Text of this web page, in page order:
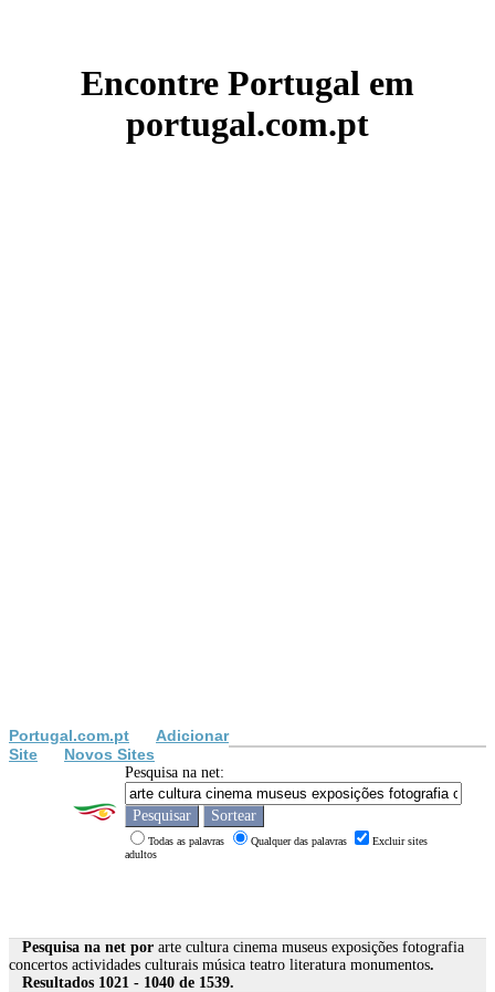
Encontre Portugal em
portugal.com.pt
Portugal.com.pt
Adicionar
Site
Novos Sites
Pesquisa na net:
Todas as palavras Qualquer das palavras
Excluir sites
adultos
Pesquisa na net por arte cultura cinema museus exposições fotografia
concertos actividades culturais música teatro literatura monumentos.
Resultados 1021 - 1040 de 1539.